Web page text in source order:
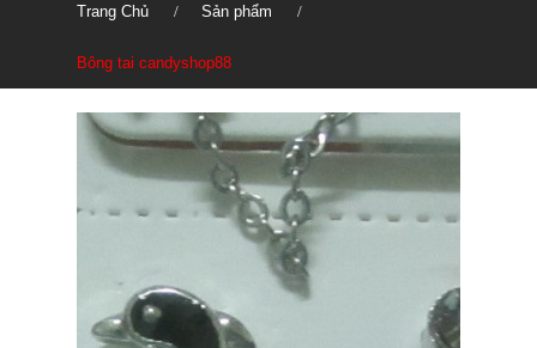
Trang Chủ Sản phẩm
Bông tai candyshop88